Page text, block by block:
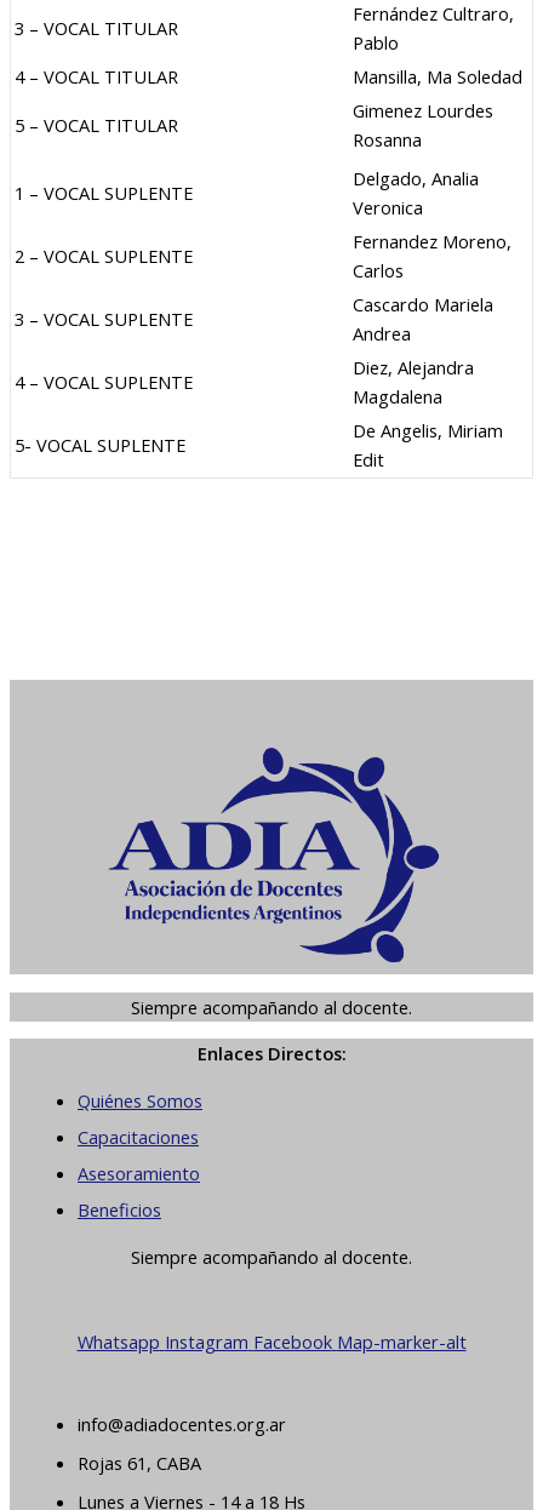
3 – VOCAL TITULAR
Fernández Cultraro,
Pablo
4 – VOCAL TITULAR
Mansilla, Ma Soledad
5 – VOCAL TITULAR
Gimenez Lourdes
Rosanna
1 – VOCAL SUPLENTE
Delgado, Analia
Veronica
2 – VOCAL SUPLENTE
Fernandez Moreno,
Carlos
3 – VOCAL SUPLENTE
Cascardo Mariela
Andrea
4 – VOCAL SUPLENTE
Diez, Alejandra
Magdalena
5- VOCAL SUPLENTE
De Angelis, Miriam
Edit
Siempre acompañando al docente.
Enlaces Directos:
Quiénes Somos
Capacitaciones
Asesoramiento
Beneficios
Siempre acompañando al docente.
Whatsapp Instagram Facebook Map-marker-alt
info@adiadocentes.org.ar
Rojas 61, CABA
Lunes a Viernes - 14 a 18 Hs